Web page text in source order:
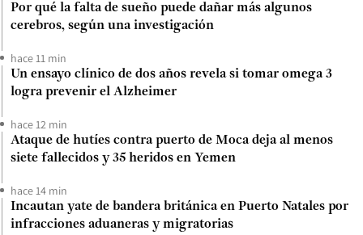
Por qué la falta de sueño puede dañar más algunos
cerebros, según una investigación
hace 11 min
Un ensayo clínico de dos años revela si tomar omega 3
logra prevenir el Alzheimer
hace 12 min
Ataque de hutíes contra puerto de Moca deja al menos
siete fallecidos y 35 heridos en Yemen
hace 14 min
Incautan yate de bandera británica en Puerto Natales por
infracciones aduaneras y migratorias